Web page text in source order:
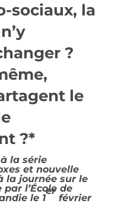
sociaux, la
?
le
?*
la série
et nouvelle
la journée sur le
l’École de
le 1
er
février